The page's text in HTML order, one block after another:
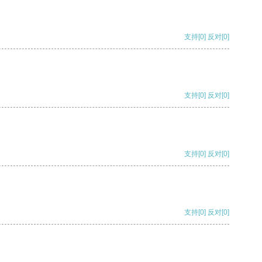
支持[0] 反对[0]
支持[0] 反对[0]
支持[0] 反对[0]
支持[0] 反对[0]